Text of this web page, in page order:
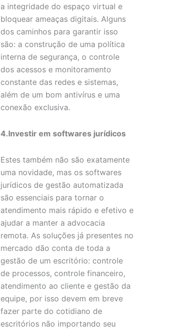
a integridade do espaço virtual e
bloquear ameaças digitais. Alguns
dos caminhos para garantir isso
são: a construção de uma política
interna de segurança, o controle
dos acessos e monitoramento
constante das redes e sistemas,
além de um bom antivírus e uma
conexão exclusiva.
4.Investir em softwares jurídicos
Estes também não são exatamente
uma novidade, mas os softwares
jurídicos de gestão automatizada
são essenciais para tornar o
atendimento mais rápido e efetivo e
ajudar a manter a advocacia
remota. As soluções já presentes no
mercado dão conta de toda a
gestão de um escritório: controle
de processos, controle financeiro,
atendimento ao cliente e gestão da
equipe, por isso devem em breve
fazer parte do cotidiano de
escritórios não importando seu